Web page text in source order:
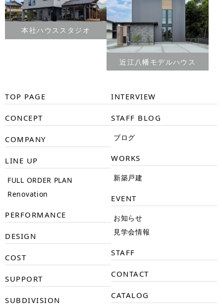
本社ハウススタジオ
近江八幡モデルハウス
TOP PAGE
CONCEPT
COMPANY
LINE UP
FULL ORDER PLAN
Renovation
PERFORMANCE
DESIGN
COST
SUPPORT
SUBDIVISION
INTERVIEW
STAFF BLOG
ブログ
WORKS
新築戸建
EVENT
お知らせ
見学会情報
STAFF
CONTACT
CATALOG